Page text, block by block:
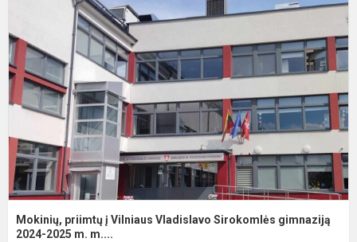
Mokinių, priimtų į Vilniaus Vladislavo Sirokomlės gimnaziją
2024-2025 m. m....